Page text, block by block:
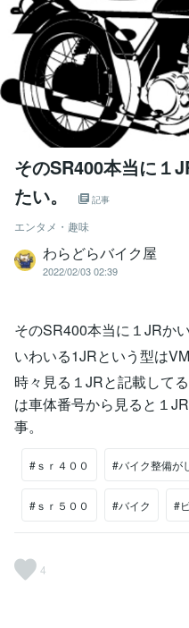
そのSR400本当に１
たい。
記事
エンタメ・趣味
わらどらバイク屋
2022/02/03 02:39
そのSR400本当に１JRか
いわいる1JRという型はVM
時々見る１JRと記載して
は車体番号から見ると１
事。
#ｓｒ４００ #バイク整備が
#ｓｒ５００ #バイク #
4